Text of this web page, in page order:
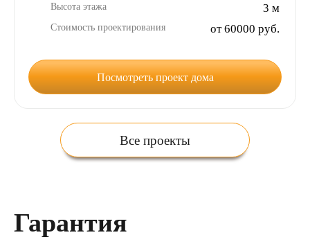
Высота этажа 3 м
Стоимость проектирования от 60000 руб.
Посмотреть проект дома
Все проекты
Гарантия